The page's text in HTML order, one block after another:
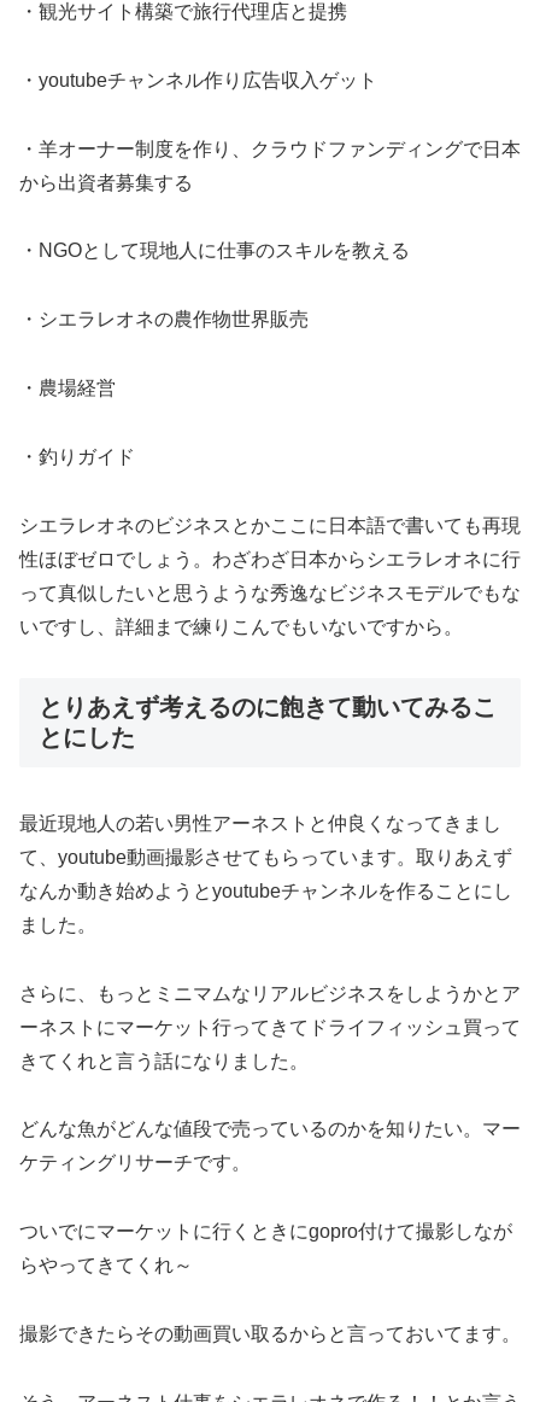
・観光サイト構築で旅行代理店と提携
・youtubeチャンネル作り広告収入ゲット
・羊オーナー制度を作り、クラウドファンディングで日本
から出資者募集する
・NGOとして現地人に仕事のスキルを教える
・シエラレオネの農作物世界販売
・農場経営
・釣りガイド
シエラレオネのビジネスとかここに日本語で書いても再現
性ほぼゼロでしょう。わざわざ日本からシエラレオネに行
って真似したいと思うような秀逸なビジネスモデルでもな
いですし、詳細まで練りこんでもいないですから。
とりあえず考えるのに飽きて動いてみるこ
とにした
最近現地人の若い男性アーネストと仲良くなってきまし
て、youtube動画撮影させてもらっています。取りあえず
なんか動き始めようとyoutubeチャンネルを作ることにし
ました。
さらに、もっとミニマムなリアルビジネスをしようかとア
ーネストにマーケット行ってきてドライフィッシュ買って
きてくれと言う話になりました。
どんな魚がどんな値段で売っているのかを知りたい。マー
ケティングリサーチです。
ついでにマーケットに行くときにgopro付けて撮影しなが
らやってきてくれ～
撮影できたらその動画買い取るからと言っておいてます。